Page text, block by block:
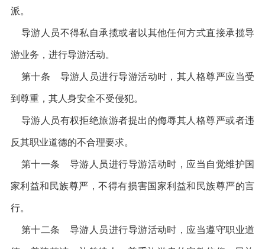
派。
导游人员不得私自承揽或者以其他任何方式直接承揽导
游业务，进行导游活动。
第十条 导游人员进行导游活动时，其人格尊严应当受
到尊重，其人身安全不受侵犯。
导游人员有权拒绝旅游者提出的侮辱其人格尊严或者违
反其职业道德的不合理要求。
第十一条 导游人员进行导游活动时，应当自觉维护国
家利益和民族尊严，不得有损害国家利益和民族尊严的言
行。
第十二条 导游人员进行导游活动时，应当遵守职业道